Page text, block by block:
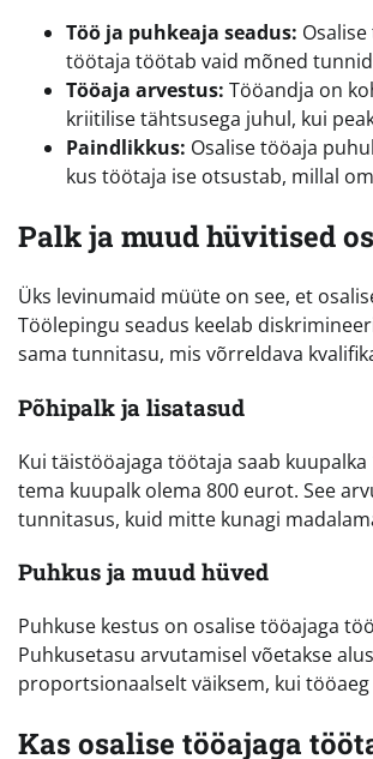
Töö ja puhkeaja seadus:
töötaja töötab vaid mõned tunnid
Tööaja arvestus: Tööandja on
kriitilise tähtsusega juhul, kui
Paindlikkus: Osalise tööaja
kus töötaja ise otsustab, millal
Palk ja muud hüvitised
Üks levinumaid müüte on see, et
Töölepingu seadus keelab
sama tunnitasu, mis võrreldava
Põhipalk ja lisatasud
Kui täistööajaga töötaja saab
tema kuupalk olema 800 eurot. See
tunnitasus, kuid mitte kunagi
Puhkus ja muud hüved
Puhkuse kestus on osalise tööajaga
Puhkusetasu arvutamisel võetakse
proportsionaalselt väiksem, kui
Kas osalise tööajaga